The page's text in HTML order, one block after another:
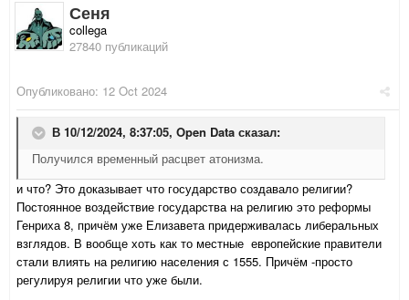
Сеня
collega
27840 публикаций
Опубликовано: 12 Oct 2024
В 10/12/2024, 8:37:05, Open Data сказал:
Получился временный расцвет атонизма.
и что? Это доказывает что государство создавало религии?
Постоянное воздействие государства на религию это реформы
Генриха 8, причём уже Елизавета придерживалась либеральных
взглядов. В вообще хоть как то местные европейские правители
стали влиять на религию населения с 1555. Причём -просто
регулируя религии что уже были.